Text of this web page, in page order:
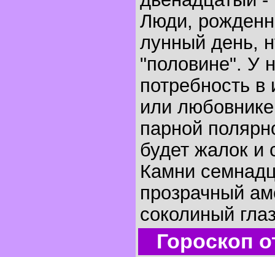
Люди,
лунный день,
"половине". У
потребность в
или
парной
будет жалок и
Камни
прозрачный
соколиный
Гороскоп